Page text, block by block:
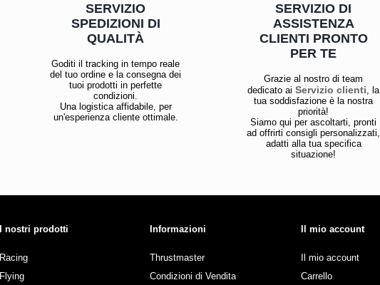
SERVIZIO
SPEDIZIONI DI
QUALITÀ
Goditi il tracking in tempo reale
del tuo ordine e la consegna dei
tuoi prodotti in perfette
condizioni.
Una logistica affidabile, per
un'esperienza cliente ottimale.
SERVIZIO DI
ASSISTENZA
CLIENTI PRONTO
PER TE
Grazie al nostro di team
dedicato aiServizio clienti , la
tua soddisfazione è la nostra
priorità!
Siamo qui per ascoltarti, pronti
ad offrirti consigli personalizzati,
adatti alla tua specifica
situazione!
I nostri prodotti
Racing
Flying
Informazioni
Thrustmaster
Condizioni di Vendita
Il mio account
Il mio account
Carrello